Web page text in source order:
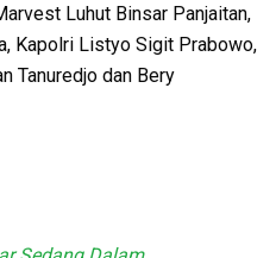
Luhut Binsar Panjaitan,
Kapolri Listyo Sigit Prabowo,
Tanuredjo dan Bery